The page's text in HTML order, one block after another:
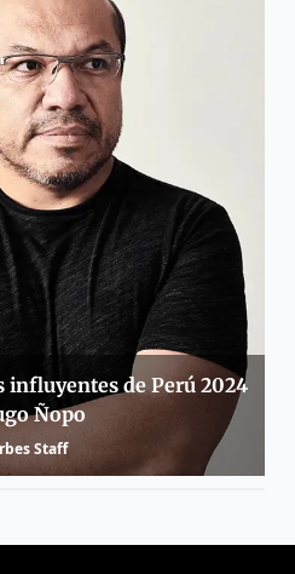
influyentes de Perú 2024
Ñopo
Staff